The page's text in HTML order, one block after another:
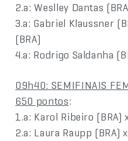
2.a: Weslley Dantas
3.a: Gabriel Klaussner
(BRA)
4.a: Rodrigo Saldanha
09h40: SEMIFINAIS
650 pontos:
1.a: Karol Ribeiro (BRA)
2.a: Laura Raupp (BRA)